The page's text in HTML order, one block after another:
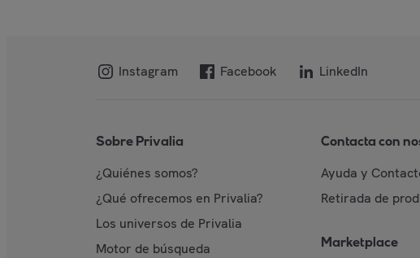
Instagram Facebook LinkedIn
Sobre Privalia
¿Quiénes somos?
¿Qué ofrecemos en Privalia?
Los universos de Privalia
Motor de búsqueda
Contacta con
Ayuda y
Retirada de
Marketplace